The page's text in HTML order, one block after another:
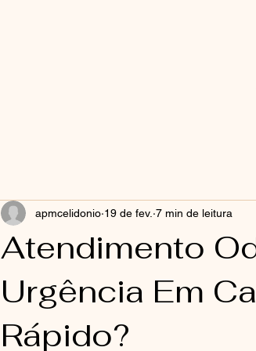
Atendimento
Urgência Em
Rápido?
apmcelidonio 19 de fev. 7 min de leitura